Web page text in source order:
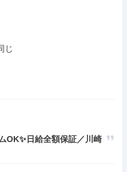
じ
OK✨日給全額保証／川崎